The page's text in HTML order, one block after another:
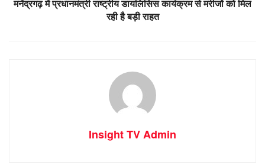
मनेंद्रगढ़ में प्रधानमंत्री राष्ट्रीय डायलिसिस कार्यक्रम से मरीजों को मिल
रही है बड़ी राहत
Insight TV Admin